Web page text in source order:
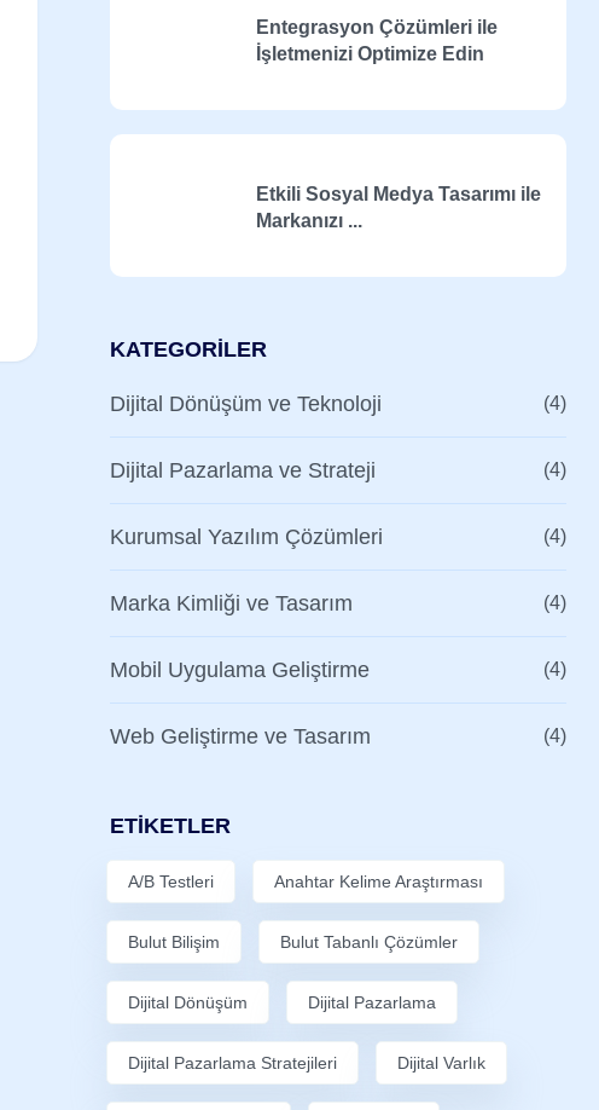
Entegrasyon Çözümleri ile
İşletmenizi Optimize Edin
Etkili Sosyal Medya Tasarımı ile
Markanızı ...
KATEGORILER
Dijital Dönüşüm ve Teknoloji (4)
Dijital Pazarlama ve Strateji (4)
Kurumsal Yazılım Çözümleri (4)
Marka Kimliği ve Tasarım (4)
Mobil Uygulama Geliştirme (4)
Web Geliştirme ve Tasarım (4)
ETIKETLER
A/B Testleri Anahtar Kelime Araştırması
Bulut Bilişim Bulut Tabanlı Çözümler
Dijital Dönüşüm Dijital Pazarlama
Dijital Pazarlama Stratejileri Dijital Varlık